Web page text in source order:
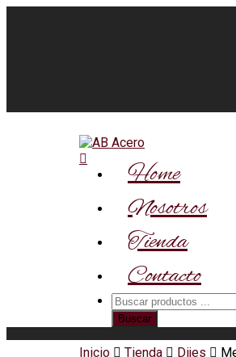
Home
Nosotros
Tienda
Contacto
Búsqueda
de
productos
Buscar
Inicio Tienda Dijes